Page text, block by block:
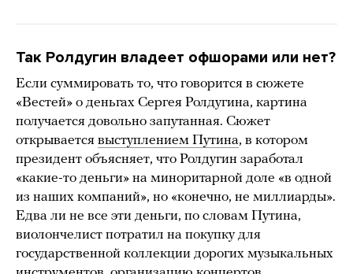
Так Ролдугин владеет офшорами или нет?
Если суммировать то, что говорится в сюжете
«Вестей» о деньгах Сергея Ролдугина, картина
получается довольно запутанная. Сюжет
открывается выступлением Путина, в котором
президент объясняет, что Ролдугин заработал
«какие-то деньги» на миноритарной доле «в одной
из наших компаний», но «конечно, не миллиарды».
Едва ли не все эти деньги, по словам Путина,
виолончелист потратил на покупку для
государственной коллекции дорогих музыкальных